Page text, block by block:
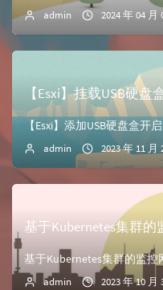
admin 2024 年 04 月
【Esxi】挂载USB硬盘
admin 2023 年 11 月
基于Kubernetes集群
admin 2023 年 10 月